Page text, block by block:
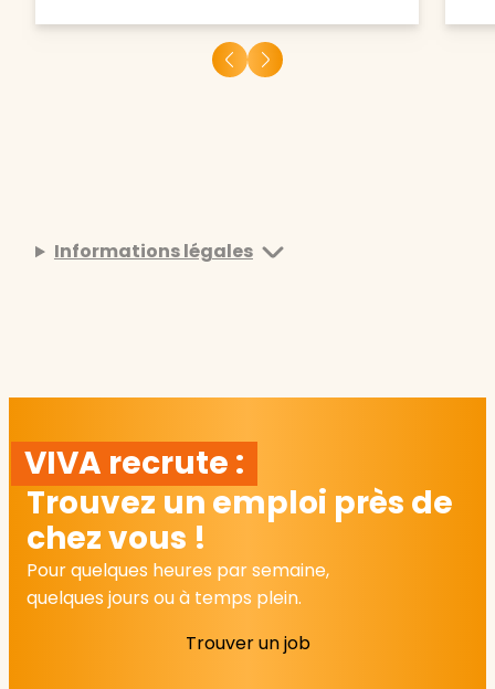
Informations légales
VIVA recrute :
Trouvez un emploi près de
chez vous !
Pour quelques heures par semaine,
quelques jours ou à temps plein.
Trouver un job